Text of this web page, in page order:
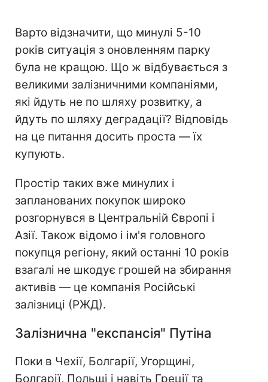
Варто відзначити, що минулі 5-10
років ситуація з оновленням парку
була не кращою. Що ж відбувається з
великими залізничними компаніями,
які йдуть не по шляху розвитку, а
йдуть по шляху деградації? Відповідь
на це питання досить проста — їх
купують.
Простір таких вже минулих і
запланованих покупок широко
розгорнувся в Центральній Європі і
Азії. Також відомо і ім'я головного
покупця регіону, який останні 10 років
взагалі не шкодує грошей на збирання
активів — це компанія Російські
залізниці (РЖД).
Залізнична "експансія" Путіна
Поки в Чехії, Болгарії, Угорщині,
Болгарії, Польщі і навіть Греції та